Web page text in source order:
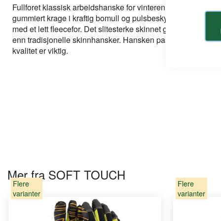
bildegalleri
Fullforet klassisk arbeidshanske for vinteren. Storfeskinn i
gummiert krage i kraftig bomull og pulsbeskyttelse i
med et lett fleecefor. Det slitesterke skinnet gjør livet til
enn tradisjonelle skinnhansker. Hansken passer til
kvalitet er viktig.
Mer fra SOFT TOUCH
Flere
varianter
Flere
varianter